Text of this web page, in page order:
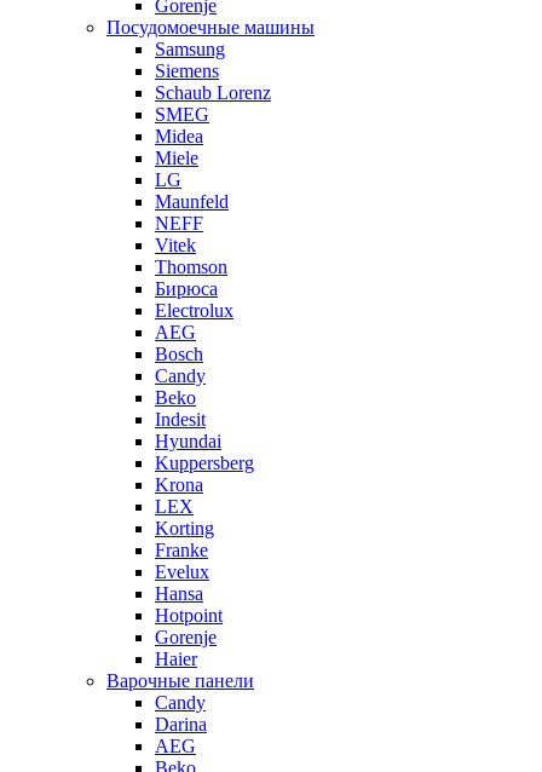
Gorenje
Посудомоечные машины
Samsung
Siemens
Schaub Lorenz
SMEG
Midea
Miele
LG
Maunfeld
NEFF
Vitek
Thomson
Бирюса
Electrolux
AEG
Bosch
Candy
Beko
Indesit
Hyundai
Kuppersberg
Krona
LEX
Korting
Franke
Evelux
Hansa
Hotpoint
Gorenje
Haier
Варочные панели
Candy
Darina
AEG